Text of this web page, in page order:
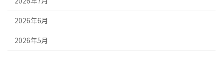
2026年6月
2026年5月